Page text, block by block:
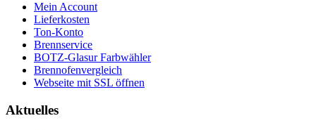
Mein Account
Lieferkosten
Ton-Konto
Brennservice
BOTZ-Glasur Farbwähler
Brennofenvergleich
Webseite mit SSL öffnen
Aktuelles